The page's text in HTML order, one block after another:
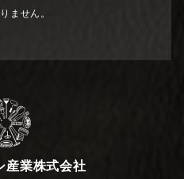
ません。
産業株式会社